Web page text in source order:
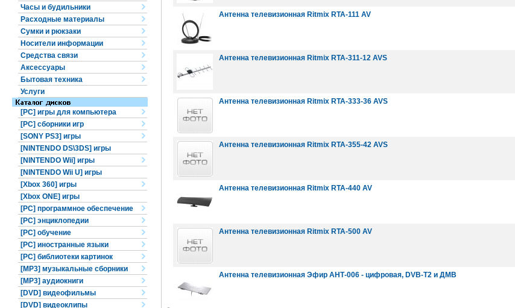
Часы и будильники
Расходные материалы
Сумки и рюкзаки
Носители информации
Средства связи
Аксессуары
Бытовая техника
Услуги
[PC] игры для компьютера
[PC] сборники игр
[SONY PS3] игры
[NINTENDO DS\3DS] игры
[NINTENDO Wii] игры
[NINTENDO Wii U] игры
[Xbox 360] игры
[Xbox ONE] игры
[PC] программное обеспечение
[PC] энциклопедии
[PC] обучение
[PC] иностранные языки
[PC] библиотеки картинок
[MP3] музыкальные сборники
[MP3] аудиокниги
[DVD] видеофильмы
[DVD] видеоклипы
Антенна телевизионная Ritmix RTA-111 AV
Антенна телевизионная Ritmix RTA-311-12 AVS
Антенна телевизионная Ritmix RTA-333-36 AVS
Антенна телевизионная Ritmix RTA-355-42 AVS
Антенна телевизионная Ritmix RTA-440 AV
Антенна телевизионная Ritmix RTA-500 AV
Антенна телевизионная Эфир АНТ-006 - цифровая, DVB-T2 и ДМВ